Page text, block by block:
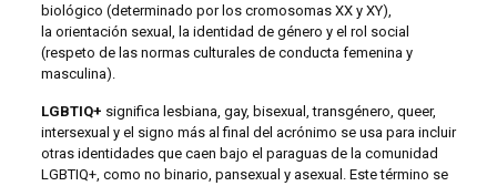
biológico (determinado por los cromosomas XX y XY),
la orientación sexual, la identidad de género y el rol social
(respeto de las normas culturales de conducta femenina y
masculina).
LGBTIQ+ significa lesbiana, gay, bisexual, transgénero, queer,
intersexual y el signo más al final del acrónimo se usa para incluir
otras identidades que caen bajo el paraguas de la comunidad
LGBTIQ+, como no binario, pansexual y asexual. Este término se